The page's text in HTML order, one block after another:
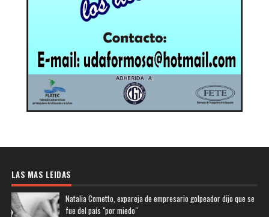
LAS MAS LEIDAS
Natalia Cometto, expareja de empresario golpeador dijo que se
fue del país "por miedo"